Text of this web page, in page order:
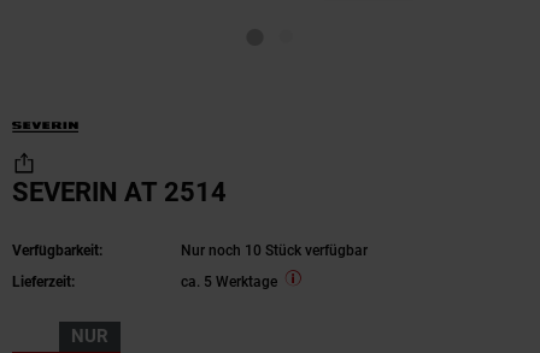
SEVERIN AT 2514
Verfügbarkeit:
Nur noch 10 Stück verfügbar
Lieferzeit:
ca. 5 Werktage
NUR